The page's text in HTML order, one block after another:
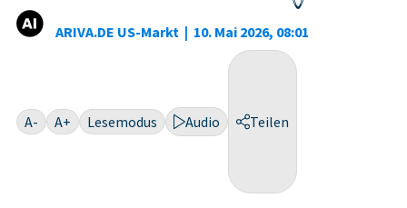
ARIVA.DE US-Markt | 10. Mai 2026, 08:01
A- A+ Lesemodus Audio Teilen